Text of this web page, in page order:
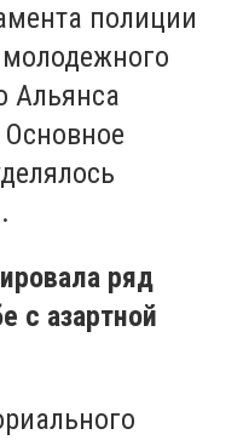
полиции
Альянса
ряд
с азартной